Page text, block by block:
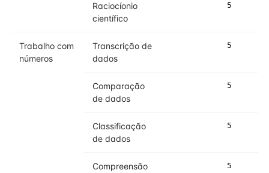
Raciocíonio
científico
5
Trabalho com
números
Transcrição de
dados
5
Comparação
de dados
5
Classificação
de dados
5
Compreensão
5